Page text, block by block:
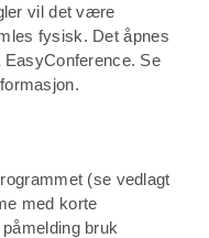
vil det være
fysisk. Det åpnes
Se
(se vedlagt
med korte
bruk